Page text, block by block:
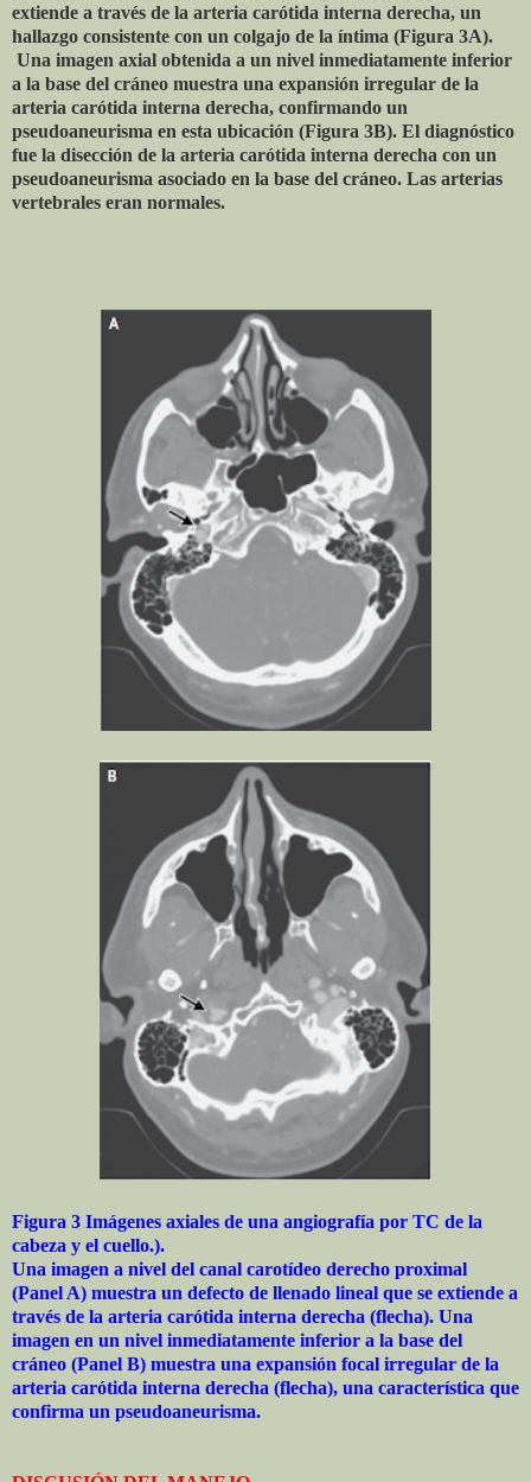
extiende a través de la arteria carótida interna derecha, un
hallazgo consistente con un colgajo de la íntima (Figura 3A).
Una imagen axial obtenida a un nivel inmediatamente inferior
a la base del cráneo muestra una expansión irregular de la
arteria carótida interna derecha, confirmando un
pseudoaneurisma en esta ubicación (Figura 3B). El diagnóstico
fue la disección de la arteria carótida interna derecha con un
pseudoaneurisma asociado en la base del cráneo. Las arterias
vertebrales eran normales.
Figura 3 Imágenes axiales de una angiografía por TC de la
cabeza y el cuello.).
Una imagen a nivel del canal carotídeo derecho proximal
(Panel A) muestra un defecto de llenado lineal que se extiende a
través de la arteria carótida interna derecha (flecha). Una
imagen en un nivel inmediatamente inferior a la base del
cráneo (Panel B) muestra una expansión focal irregular de la
arteria carótida interna derecha (flecha), una característica que
confirma un pseudoaneurisma.